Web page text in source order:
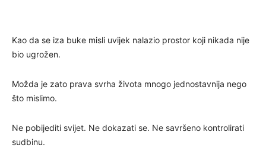
Kao da se iza buke misli uvijek nalazio prostor koji nikada nije
bio ugrožen.
Možda je zato prava svrha života mnogo jednostavnija nego
što mislimo.
Ne pobijediti svijet. Ne dokazati se. Ne savršeno kontrolirati
sudbinu.